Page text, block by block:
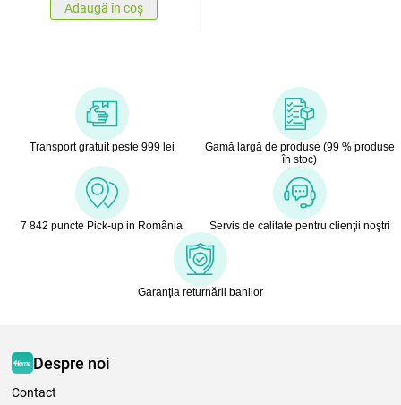
Adaugă în coș
Transport gratuit peste 999 lei
Gamă largă de produse (99 % produse
în stoc)
7 842 puncte Pick-up in România Servis de calitate pentru clienţii noştri
Garanţia returnării banilor
Despre noi
Contact